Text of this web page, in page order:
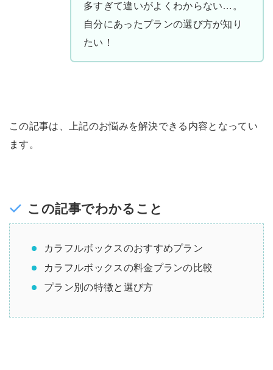
多すぎて違いがよくわからない…。
自分にあったプランの選び方が知り
たい！
この記事は、上記のお悩みを解決できる内容となってい
ます。
この記事でわかること
カラフルボックスのおすすめプラン
カラフルボックスの料金プランの比較
プラン別の特徴と選び方